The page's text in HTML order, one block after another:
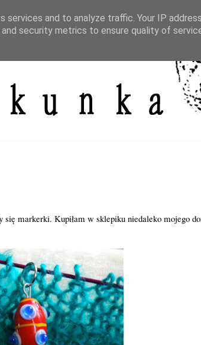
się markerki. Kupiłam w sklepiku niedaleko mojego
and to analyze traffic. Your IP
security metrics to ensure quality of